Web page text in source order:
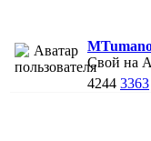
Свой на
4244 3363